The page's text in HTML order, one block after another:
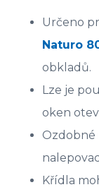
Určeno
Naturo
obkladů.
Lze je
oken
Ozdobné
Křídla